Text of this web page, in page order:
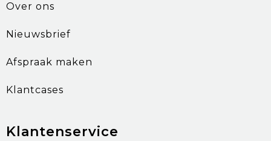
Over ons
Nieuwsbrief
Afspraak maken
Klantcases
Klantenservice